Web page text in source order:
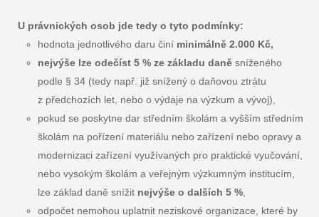
U právnických osob jde tedy o tyto podmínky:
hodnota jednotlivého daru činí minimálně 2.000 Kč,
nejvýše lze odečíst 5 % ze základu daněsníženého
podle § 34 (tedy např. již snížený o daňovou ztrátu
z předchozích let, nebo o výdaje na výzkum a vývoj),
pokud se poskytne dar středním školám a vyšším středním
školám na pořízení materiálu nebo zařízení nebo opravy a
modernizaci zařízení využívaných pro praktické vyučování,
nebo vysokým školám a veřejným výzkumným institucím,
lze základ daně snížit nejvýše o dalších 5 %,
odpočet nemohou uplatnit neziskové organizace, které by